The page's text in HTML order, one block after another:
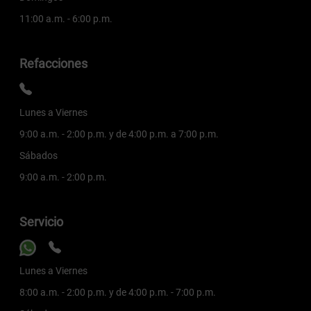
11:00 a.m. - 6:00 p.m.
Refacciones
Lunes a Viernes
9:00 a.m. - 2:00 p.m. y de 4:00 p.m. a 7:00 p.m.
Sábados
9:00 a.m. - 2:00 p.m.
Servicio
Lunes a Viernes
8:00 a.m. - 2:00 p.m. y de 4:00 p.m. - 7:00 p.m.